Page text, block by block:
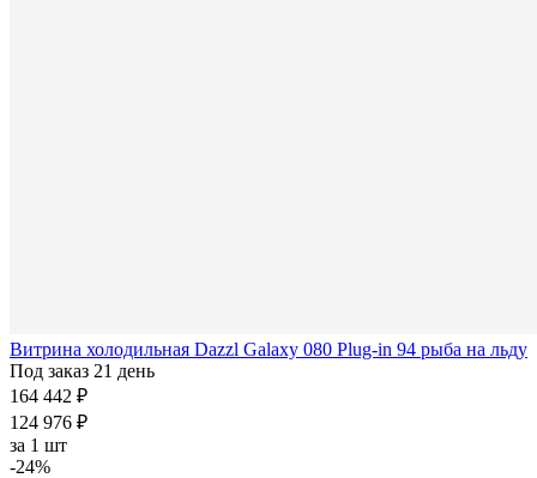
Витрина холодильная Dazzl Galaxy 080 Plug-in 94 рыба на льду
Под заказ 21 день
164 442 ₽
124 976 ₽
за 1 шт
-24%